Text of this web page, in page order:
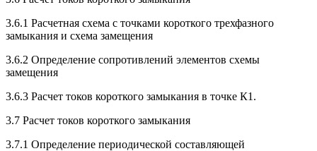
3.6.1 Расчетная схема с точками короткого трехфазного
замыкания и схема замещения
3.6.2 Определение сопротивлений элементов схемы
замещения
3.6.3 Расчет токов короткого замыкания в точке К1.
3.7 Расчет токов короткого замыкания
3.7.1 Определение периодической составляющей